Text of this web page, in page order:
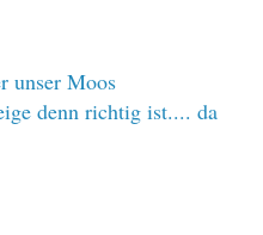
unser Moos
denn richtig ist.... da